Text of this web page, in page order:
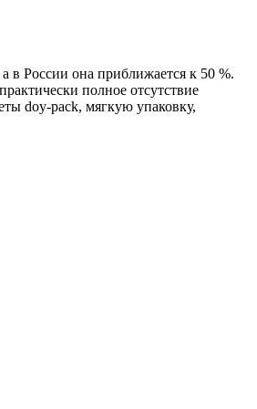
в России она приближается к 50 %.
полное отсутствие
doy-pack, мягкую упаковку,